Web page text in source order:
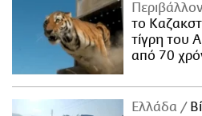
Περιβάλλον
το
τίγρη του
από 70
Ελλάδα